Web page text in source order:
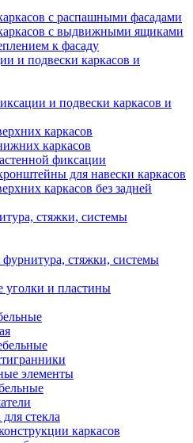
с распашными фасадами
с выдвижными ящиками
к фасаду
и подвески каркасов и
и подвески каркасов и
каркасов
каркасов
фиксации
для навески каркасов
каркасов без задней
стяжки, системы
стяжки, системы
уголки и пластины
элементы
стекла
каркасов